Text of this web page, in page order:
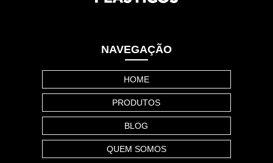
NAVEGAÇÃO
HOME
PRODUTOS
BLOG
QUEM SOMOS